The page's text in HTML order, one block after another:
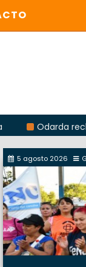
Odarda reclamó la
5 agosto 2026